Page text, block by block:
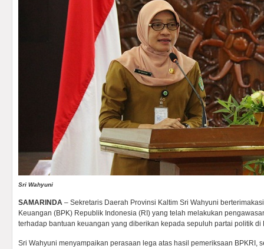
Sri Wahyuni
SAMARINDA – Sekretaris Daerah Provinsi Kaltim Sri Wahyuni
Keuangan (BPK) Republik Indonesia (RI) yang telah melakukan
terhadap bantuan keuangan yang diberikan kepada sepuluh partai politik di
Sri Wahyuni menyampaikan perasaan lega atas hasil pemeriksaan BPKRI,